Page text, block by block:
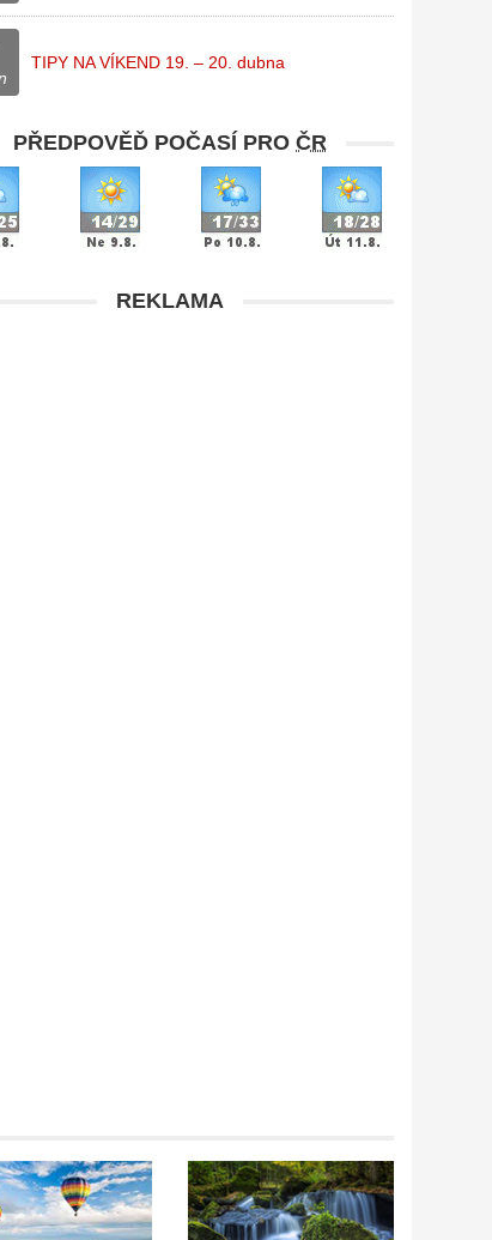
TIPY NA VÍKEND 19. – 20. dubna
PŘEDPOVĚĎ POČASÍ PROČR
REKLAMA